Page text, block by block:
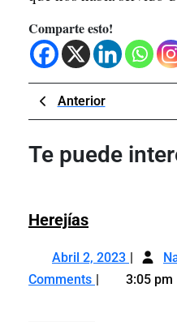
Comparte esto!
Navegación
de
entradas
AnteriorPrevious
Post
Te puede
HerejíasHerejías
Abril 2, 2023 Abril
2,
Comments
3:05 pm